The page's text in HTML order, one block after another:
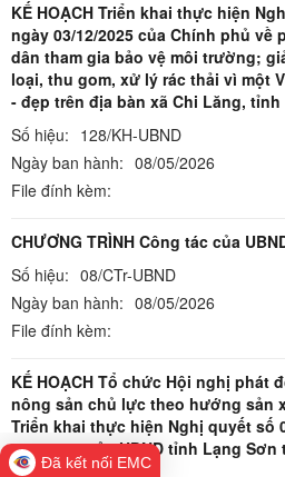
KẾ HOẠCH Triển khai thực hiện
ngày 03/12/2025 của Chính phủ
dân tham gia bảo vệ môi trường;
loại, thu gom, xử lý rác thải vì một
- đẹp trên địa bàn xã Chi Lăng,
Số hiệu: 128/KH-UBND
Ngày ban hành: 08/05/2026
File đính kèm:
CHƯƠNG TRÌNH Công tác của
Số hiệu: 08/CTr-UBND
Ngày ban hành: 08/05/2026
File đính kèm:
KẾ HOẠCH Tổ chức Hội nghị phát
nông sản chủ lực theo hướng sản
Triển khai thực hiện Nghị quyết số
26/3/2026 của HĐND tỉnh Lạng
năm 2026
Đã kết nối EMC